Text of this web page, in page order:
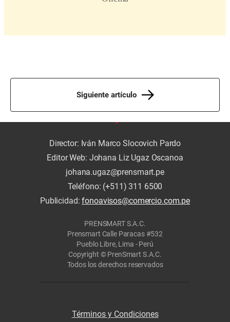
Siguiente artículo
Director: Iván Marco Slocovich Pardo
Editor Web: Johana Liz Ugaz Oscanoa
johana.ugaz@prensmart.pe
Teléfono: (+511) 311 6500
Publicidad:fonoavisos@comercio.com.pe
PRENSMART S.A.C.
Prensmart Calle Paracas #532
Pueblo Libre, Lima - Perú
Copyright © PrenSmart S.A.C.
Todos los derechos reservados
Términos y Condiciones